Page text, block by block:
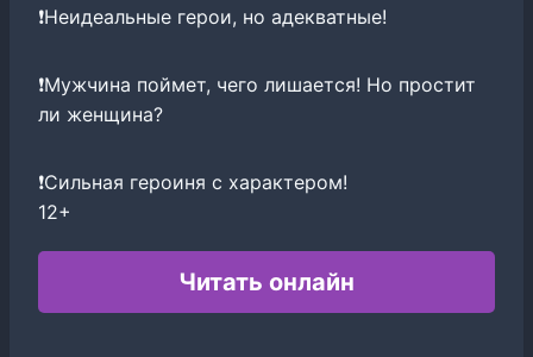
❗Неидеальные герои, но адекватные!
❗Мужчина поймет, чего лишается! Но простит
ли женщина?
❗Сильная героиня с характером!
12+
Читать онлайн